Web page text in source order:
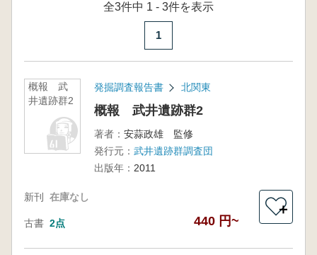
全3件中 1 - 3件を表示
1
概報 武
井遺跡群2
発掘調査報告書 北関東
概報 武井遺跡群2
著者： 安蒜政雄 監修
発行元： 武井遺跡群調査団
出版年： 2011
新刊 在庫なし
古書 2点 440 円~
＋